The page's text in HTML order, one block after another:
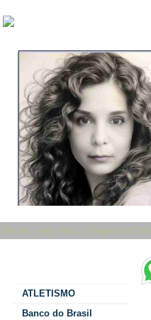
Bom dia - Sexta Feira, 7 de Agosto de 2026
ATLETISMO
Banco do Brasil